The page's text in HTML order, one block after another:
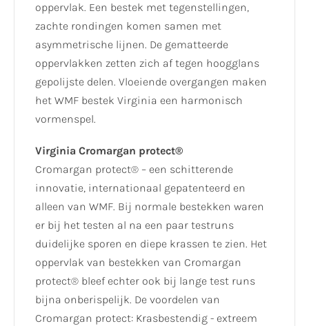
oppervlak. Een bestek met tegenstellingen,
zachte rondingen komen samen met
asymmetrische lijnen. De gematteerde
oppervlakken zetten zich af tegen hoogglans
gepolijste delen. Vloeiende overgangen maken
het WMF bestek Virginia een harmonisch
vormenspel.
Virginia Cromargan protect®
Cromargan protect® – een schitterende
innovatie, internationaal gepatenteerd en
alleen van WMF. Bij normale bestekken waren
er bij het testen al na een paar testruns
duidelijke sporen en diepe krassen te zien. Het
oppervlak van bestekken van Cromargan
protect® bleef echter ook bij lange test runs
bijna onberispelijk. De voordelen van
Cromargan protect: Krasbestendig - extreem